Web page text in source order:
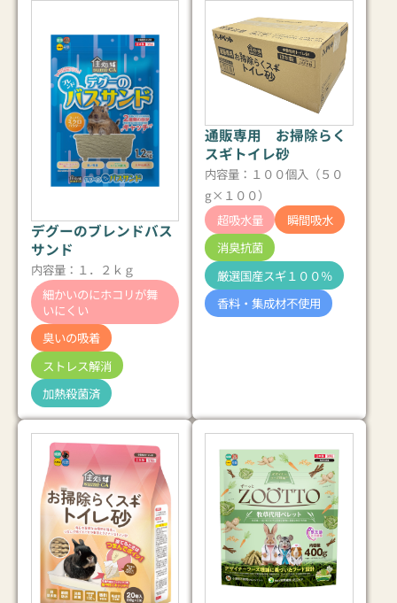
デグーのブレンドバス
サンド
内容量：１．２ｋｇ
細かいのにホコリが舞
いにくい
臭いの吸着
ストレス解消
加熱殺菌済
通販専用 お掃除らく
スギトイレ砂
内容量：１００個入（５０
g×１００）
超吸水量
瞬間吸水
消臭抗菌
厳選国産スギ１００％
香料・集成材不使用